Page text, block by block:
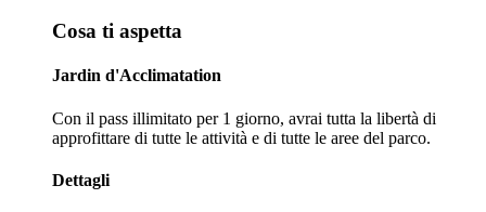
Cosa ti aspetta
Jardin d'Acclimatation
Con il pass illimitato per 1 giorno, avrai tutta la libertà di
approfittare di tutte le attività e di tutte le aree del parco.
Dettagli